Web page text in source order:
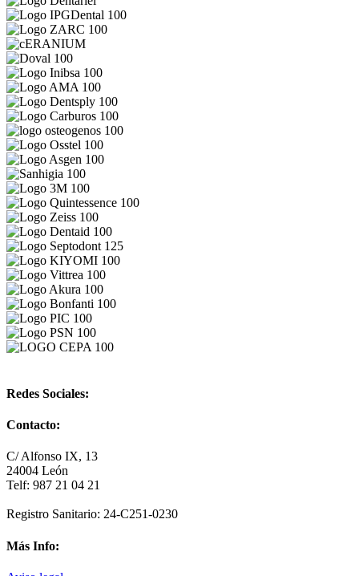
Redes Sociales:
Contacto:
C/ Alfonso IX, 13
24004 León
Telf: 987 21 04 21
Registro Sanitario: 24-C251-0230
Más Info: